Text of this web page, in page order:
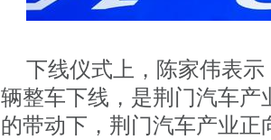
下线仪式上，陈家伟表
辆整车下线，是荆门汽车
的带动下，荆门汽车产业